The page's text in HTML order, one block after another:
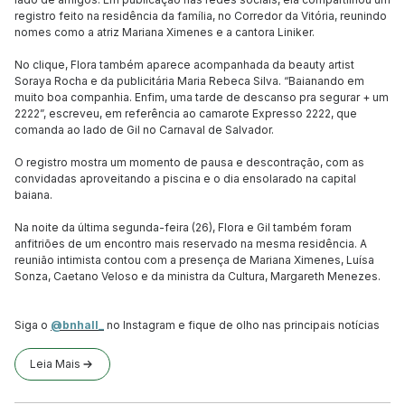
registro feito na residência da família, no Corredor da Vitória, reunindo
nomes como a atriz Mariana Ximenes e a cantora Liniker.
No clique, Flora também aparece acompanhada da beauty artist
Soraya Rocha e da publicitária Maria Rebeca Silva. “Baianando em
muito boa companhia. Enfim, uma tarde de descanso pra segurar + um
2222”, escreveu, em referência ao camarote Expresso 2222, que
comanda ao lado de Gil no Carnaval de Salvador.
O registro mostra um momento de pausa e descontração, com as
convidadas aproveitando a piscina e o dia ensolarado na capital
baiana.
Na noite da última segunda-feira (26), Flora e Gil também foram
anfitriões de um encontro mais reservado na mesma residência. A
reunião intimista contou com a presença de Mariana Ximenes, Luísa
Sonza, Caetano Veloso e da ministra da Cultura, Margareth Menezes.
Siga o @bnhall_ no Instagram e fique de olho nas principais notícias
Leia Mais